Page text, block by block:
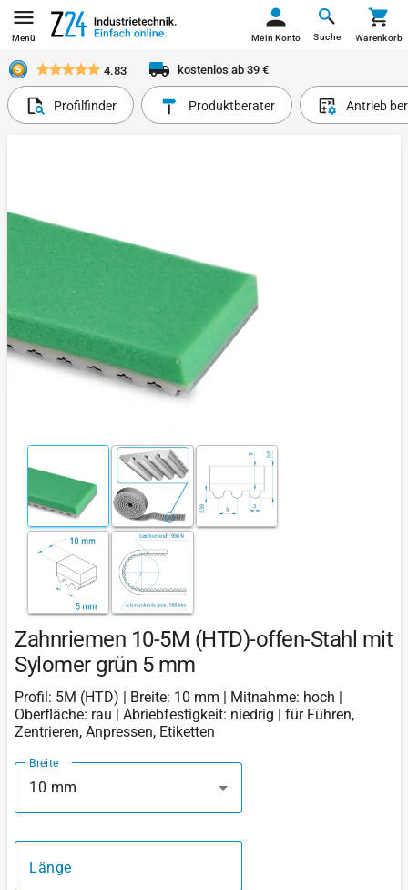
Menü Suche
Mein Konto Warenkorb
4.83 kostenlos ab 39 €
Profilfinder Produktberater Antrieb
Zahnriemen 10-5M (HTD)-offen-Stahl mit
Sylomer grün 5 mm
Profil: 5M (HTD) | Breite: 10 mm | Mitnahme: hoch |
Oberfläche: rau | Abriebfestigkeit: niedrig | für Führen,
Zentrieren, Anpressen, Etiketten
Breite
10 mm
Länge